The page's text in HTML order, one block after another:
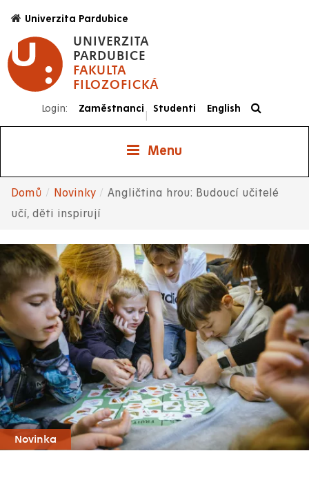
hlavnímu
obsahu
UNIVERZITA
PARDUBICE
FAKULTA
FILOZOFICKÁ
Univerzita Pardubice
Login: Zaměstnanci
|
Studenti English
Menu
Drobečková
navigace
Domů Novinky
Angličtina hrou: Budoucí učitelé
učí, děti inspirují
Novinka